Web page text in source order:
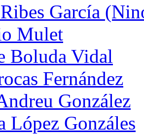
García
Mulet
Boluda Vidal
Fernández
González
López Gonzáles